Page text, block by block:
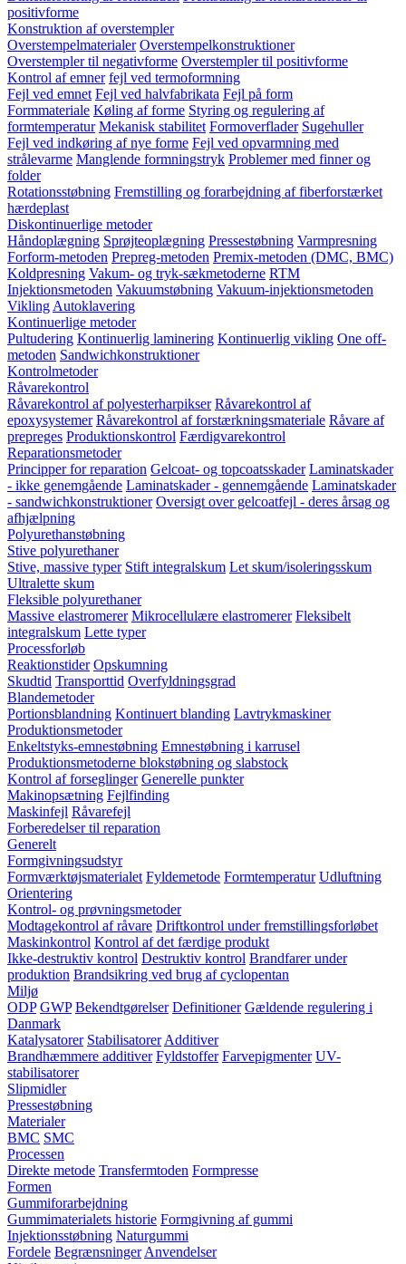
positivforme
Konstruktion af overstempler
Overstempelmaterialer Overstempelkonstruktioner
Overstempler til negativforme Overstempler til positivforme
Kontrol af emner fejl ved termoformning
Fejl ved emnet Fejl ved halvfabrikata Fejl på form
Formmateriale Køling af forme Styring og regulering af
formtemperatur Mekanisk stabilitet Formoverflader Sugehuller
Fejl ved indkøring af nye forme Fejl ved opvarmning med
strålevarme Manglende formningstryk Problemer med finner og
folder
Rotationsstøbning Fremstilling og forarbejdning af fiberforstærket
hærdeplast
Diskontinuerlige metoder
Håndoplægning Sprøjteoplægning Pressestøbning Varmpresning
Forform-metoden Prepreg-metoden Premix-metoden (DMC, BMC)
Koldpresning Vakum- og tryk-sækmetoderne RTM
Injektionsmetoden Vakuumstøbning Vakuum-injektionsmetoden
Vikling Autoklavering
Kontinuerlige metoder
Pultudering Kontinuerlig laminering Kontinuerlig vikling One off-
metoden Sandwichkonstruktioner
Kontrolmetoder
Råvarekontrol
Råvarekontrol af polyesterharpikser Råvarekontrol af
epoxysystemer Råvarekontrol af forstærkningsmateriale Råvare af
prepreges Produktionskontrol Færdigvarekontrol
Reparationsmetoder
Principper for reparation Gelcoat- og topcoatsskader Laminatskader
- ikke genemgående Laminatskader - gennemgående Laminatskader
- sandwichkonstruktioner Oversigt over gelcoatfejl - deres årsag og
afhjælpning
Polyurethanstøbning
Stive polyurethaner
Stive, massive typer Stift integralskum Let skum/isoleringsskum
Ultralette skum
Fleksible polyurethaner
Massive elastromerer Mikrocellulære elastromerer Fleksibelt
integralskum Lette typer
Processforløb
Reaktionstider Opskumning
Skudtid Transporttid Overfyldningsgrad
Blandemetoder
Portionsblandning Kontinuert blanding Lavtrykmaskiner
Produktionsmetoder
Enkeltstyks-emnestøbning Emnestøbning i karrusel
Produktionsmetoderne blokstøbning og slabstock
Kontrol af forseglinger Generelle punkter
Makinopsætning Fejlfinding
Maskinfejl Råvarefejl
Forberedelser til reparation
Generelt
Formgivningsudstyr
Formværktøjsmaterialet Fyldemetode Formtemperatur Udluftning
Orientering
Kontrol- og prøvningsmetoder
Modtagekontrol af råvare Driftkontrol under fremstillingsforløbet
Maskinkontrol Kontrol af det færdige produkt
Ikke-destruktiv kontrol Destruktiv kontrol Brandfarer under
produktion Brandsikring ved brug af cyclopentan
Miljø
ODP GWP Bekendtgørelser Definitioner Gældende regulering i
Danmark
Katalysatorer Stabilisatorer Additiver
Brandhæmmere additiver Fyldstoffer Farvepigmenter UV-
stabilisatorer
Slipmidler
Pressestøbning
Materialer
BMC SMC
Processen
Direkte metode Transfermtoden Formpresse
Formen
Gummiforarbejdning
Gummimaterialets historie Formgivning af gummi
Injektionsstøbning Naturgummi
Fordele Begrænsninger Anvendelser